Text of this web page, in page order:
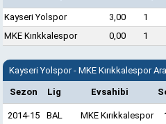
Kayseri Yolspor 3,00 1
MKE Kırıkkalespor
0,00 1
Kayseri Yolspor - MKE Kırıkkalespor
Sezon Lig Evsahibi
2014-15 BAL MKE Kırıkkalespor